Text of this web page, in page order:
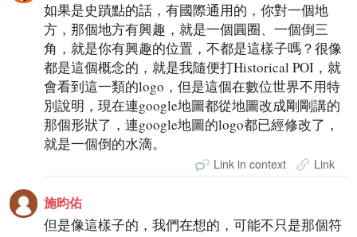
如果是史蹟點的話，有國際通用的，你對一個地
方，那個地方有興趣，就是一個圓圈、一個倒三
角，就是你有興趣的位置，不都是這樣子嗎？很像
都是這個概念的，就是我隨便打Historical POI，就
會看到這一類的logo，但是這個在數位世界不用特
別說明，現在連google地圖都從地圖改成剛剛講的
那個形狀了，連google地圖的logo都已經修改了，
就是一個倒的水滴。
Link in context Link
施昀佑
但是像這樣子的，我們在想的，可能不只是那個符